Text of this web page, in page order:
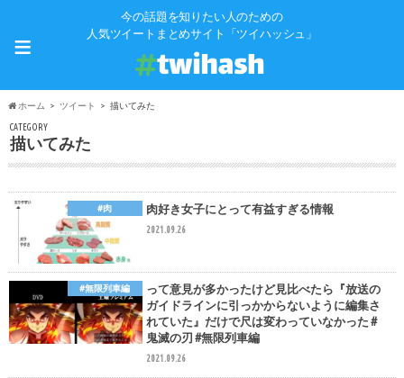
今の話題を知りたい人のための
人気ツイートまとめサイト「ツイハッシュ」
≡
ホーム ツイート 描いてみた
CATEGORY
描いてみた
#肉 肉好き女子にとって有益すぎる情報
2021.09.26
#無限列車編
って意見が多かったけど見比べたら『放送の
ガイドラインに引っかからないように編集さ
れていた』だけで尺は変わっていなかった #
鬼滅の刃 #無限列車編
2021.09.26